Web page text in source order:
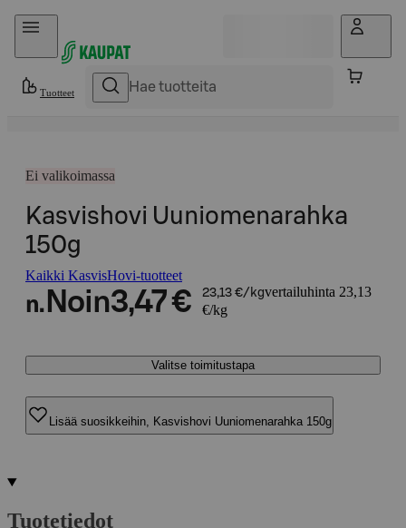
Hyppää sisältöön
Tuotteet
Ei valikoimassa
Kasvishovi Uuniomenarahka
150g
Kaikki KasvisHovi-tuotteet
n. Noin3,47 € 23,13 €/kgvertailuhinta 23,13
€/kg
Valitse toimitustapa
Lisää suosikkeihin, Kasvishovi Uuniomenarahka 150g
Tuotetiedot